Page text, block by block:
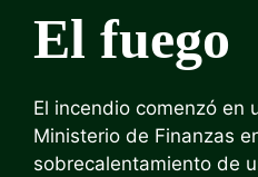
El fuego
El incendio comenzó en
Ministerio de Finanzas
sobrecalentamiento de